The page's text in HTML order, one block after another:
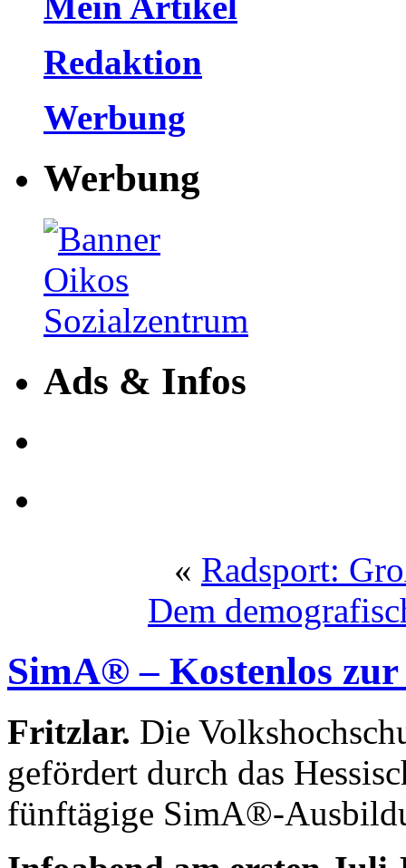
Redaktion
Werbung
Werbung
Ads & Infos
« Radsport:
Dem
SimA® – Kostenlos
Fritzlar. Die
gefördert durch das
fünftägige SimA®-